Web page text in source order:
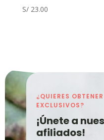
S/23.00
¿QUIERES
EXCLUSIVOS?
¡Únete a
afiliados!